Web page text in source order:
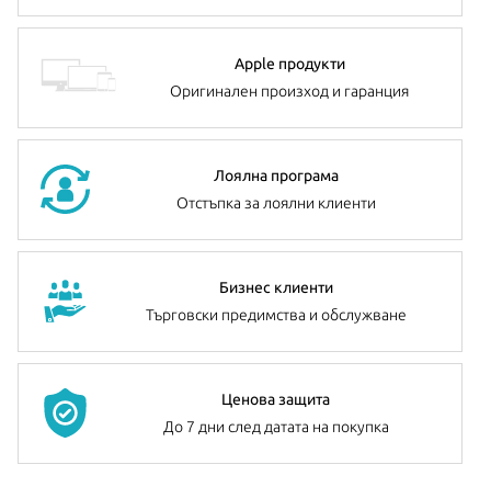
Apple продукти
Оригинален произход и гаранция
Лоялна програма
Отстъпка за лоялни клиенти
Бизнес клиенти
Търговски предимства и обслужване
Ценова защита
До 7 дни след датата на покупка